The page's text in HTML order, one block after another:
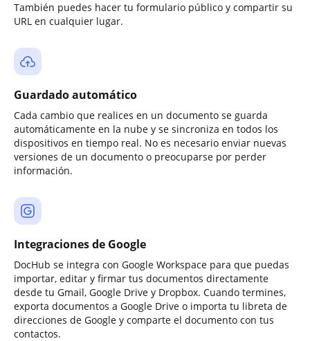
También puedes hacer tu formulario público y compartir su
URL en cualquier lugar.
Guardado automático
Cada cambio que realices en un documento se guarda
automáticamente en la nube y se sincroniza en todos los
dispositivos en tiempo real. No es necesario enviar nuevas
versiones de un documento o preocuparse por perder
información.
Integraciones de Google
DocHub se integra con Google Workspace para que puedas
importar, editar y firmar tus documentos directamente
desde tu Gmail, Google Drive y Dropbox. Cuando termines,
exporta documentos a Google Drive o importa tu libreta de
direcciones de Google y comparte el documento con tus
contactos.